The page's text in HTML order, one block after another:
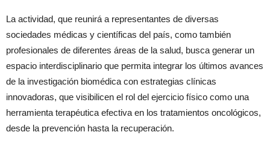
La actividad, que reunirá a representantes de diversas
sociedades médicas y científicas del país, como también
profesionales de diferentes áreas de la salud, busca generar un
espacio interdisciplinario que permita integrar los últimos avances
de la investigación biomédica con estrategias clínicas
innovadoras, que visibilicen el rol del ejercicio físico como una
herramienta terapéutica efectiva en los tratamientos oncológicos,
desde la prevención hasta la recuperación.